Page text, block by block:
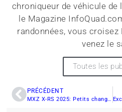
chroniqueur de véhicule de
le Magazine
randonnées, vous croisez
venez le
Toutes les
PRÉCÉDENT
MXZ X-RS 2025: Petits changements, grosses améliorations ?